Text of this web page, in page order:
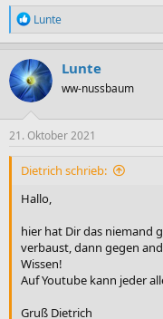
R
e
a
k
t
i
o
n
e
Lunte
Lunte
ww-nussbaum
21. Oktober 2021
Dietrich schrieb:
Hallo,
hier hat Dir das niemand
verbaust, dann gegen
Wissen!
Auf Youtube kann jeder
Gruß Dietrich